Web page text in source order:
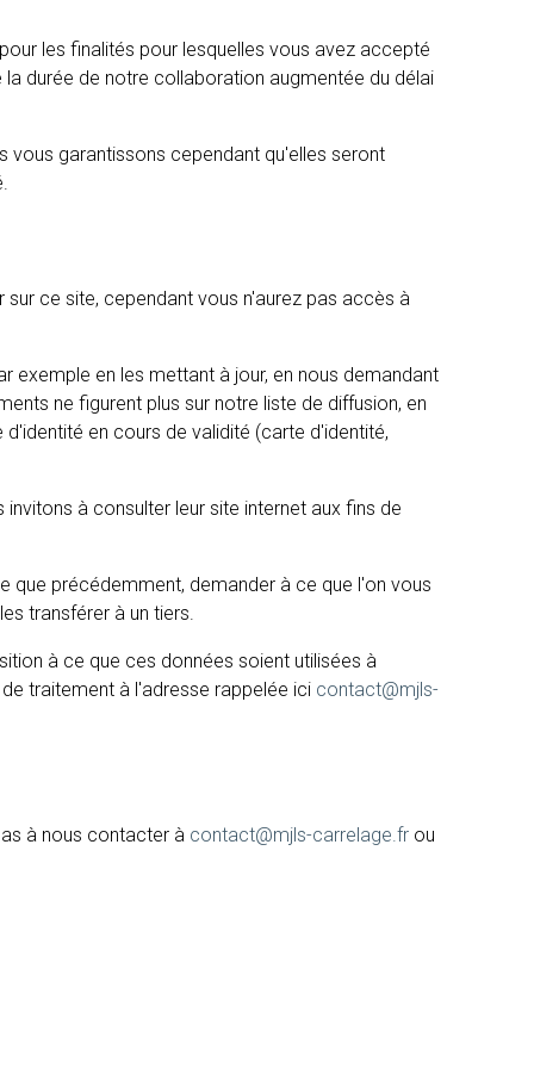
les finalités pour lesquelles vous avez accepté
durée de notre collaboration augmentée du délai
vous garantissons cependant qu'elles seront
ce site, cependant vous n'aurez pas accès à
exemple en les mettant à jour, en nous demandant
ne figurent plus sur notre liste de diffusion, en
en cours de validité (carte d'identité,
à consulter leur site internet aux fins de
que précédemment, demander à ce que l'on vous
transférer à un tiers.
à ce que ces données soient utilisées à
traitement à l'adresse rappelée ici contact@mjls-
à nous contacter à contact@mjls-carrelage.fr ou